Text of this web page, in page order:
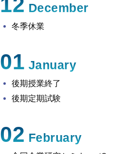
December
冬季休業
01 January
後期授業終了
後期定期試験
02 February